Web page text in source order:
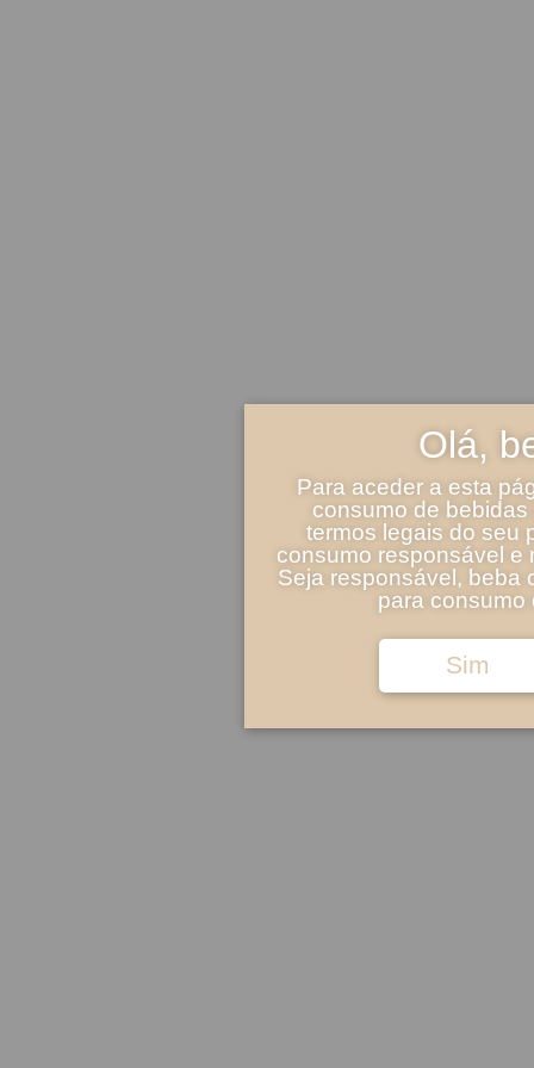
Olá,
Para aceder a esta
consumo de
termos legais do seu
consumo responsável e
Seja responsável, beba
para consumo
Sim